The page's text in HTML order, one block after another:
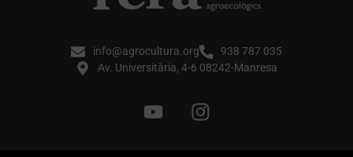
info@agrocultura.org
938 787 035
Av. Universitària, 4-6 08242-Manresa